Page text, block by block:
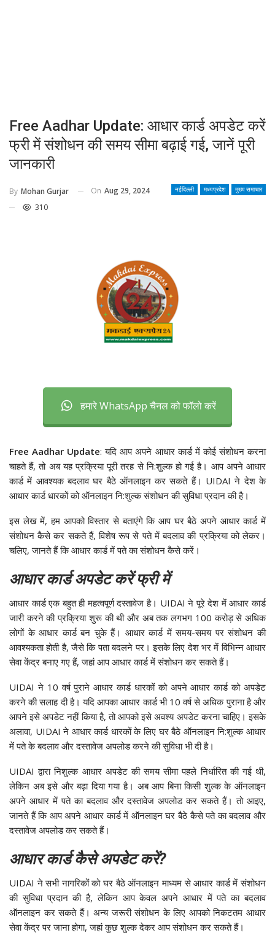
Free Aadhar Update: आधार कार्ड अपडेट करें
फ्री में संशोधन की समय सीमा बढ़ाई गई, जानें पूरी
जानकारी
नईदिल्ली मध्यप्रदेश मुख्य समाचार
By Mohan Gurjar On Aug 29, 2024
310
हमारे WhatsApp चैनल को फॉलो करें
Free Aadhar Update: यदि आप अपने आधार कार्ड में कोई संशोधन करना
चाहते हैं, तो अब यह प्रक्रिया पूरी तरह से नि:शुल्क हो गई है। आप अपने आधार
कार्ड में आवश्यक बदलाव घर बैठे ऑनलाइन कर सकते हैं। UIDAI ने देश के
आधार कार्ड धारकों को ऑनलाइन नि:शुल्क संशोधन की सुविधा प्रदान की है।
इस लेख में, हम आपको विस्तार से बताएंगे कि आप घर बैठे अपने आधार कार्ड में
संशोधन कैसे कर सकते हैं, विशेष रूप से पते में बदलाव की प्रक्रिया को लेकर।
चलिए, जानते हैं कि आधार कार्ड में पते का संशोधन कैसे करें।
आधार कार्ड अपडेट करें फ्री में
आधार कार्ड एक बहुत ही महत्वपूर्ण दस्तावेज है। UIDAI ने पूरे देश में आधार कार्ड
जारी करने की प्रक्रिया शुरू की थी और अब तक लगभग 100 करोड़ से अधिक
लोगों के आधार कार्ड बन चुके हैं। आधार कार्ड में समय-समय पर संशोधन की
आवश्यकता होती है, जैसे कि पता बदलने पर। इसके लिए देश भर में विभिन्न आधार
सेवा केंद्र बनाए गए हैं, जहां आप आधार कार्ड में संशोधन कर सकते हैं।
UIDAI ने 10 वर्ष पुराने आधार कार्ड धारकों को अपने आधार कार्ड को अपडेट
करने की सलाह दी है। यदि आपका आधार कार्ड भी 10 वर्ष से अधिक पुराना है और
आपने इसे अपडेट नहीं किया है, तो आपको इसे अवश्य अपडेट करना चाहिए। इसके
अलावा, UIDAI ने आधार कार्ड धारकों के लिए घर बैठे ऑनलाइन नि:शुल्क आधार
में पते के बदलाव और दस्तावेज अपलोड करने की सुविधा भी दी है।
UIDAI द्वारा निशुल्क आधार अपडेट की समय सीमा पहले निर्धारित की गई थी,
लेकिन अब इसे और बढ़ा दिया गया है। अब आप बिना किसी शुल्क के ऑनलाइन
अपने आधार में पते का बदलाव और दस्तावेज अपलोड कर सकते हैं। तो आइए,
जानते हैं कि आप अपने आधार कार्ड में ऑनलाइन घर बैठे कैसे पते का बदलाव और
दस्तावेज अपलोड कर सकते हैं।
आधार कार्ड कैसे अपडेट करें?
UIDAI ने सभी नागरिकों को घर बैठे ऑनलाइन माध्यम से आधार कार्ड में संशोधन
की सुविधा प्रदान की है, लेकिन आप केवल अपने आधार में पते का बदलाव
ऑनलाइन कर सकते हैं। अन्य जरूरी संशोधन के लिए आपको निकटतम आधार
सेवा केंद्र पर जाना होगा, जहां कुछ शुल्क देकर आप संशोधन कर सकते हैं।